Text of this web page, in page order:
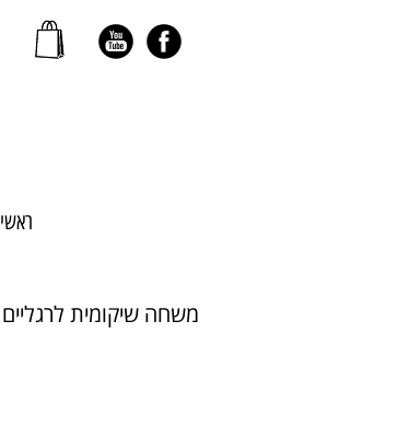
ראשי
משחה שיקומית לרגליים